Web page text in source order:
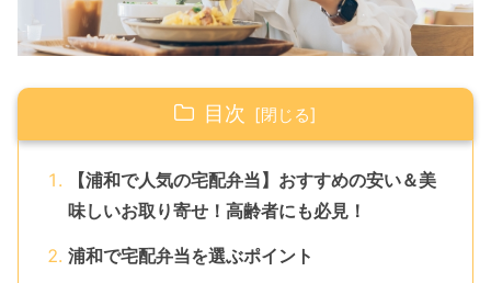
目次
【浦和で人気の宅配弁当】おすすめの安い＆美
味しいお取り寄せ！高齢者にも必見！
浦和で宅配弁当を選ぶポイント